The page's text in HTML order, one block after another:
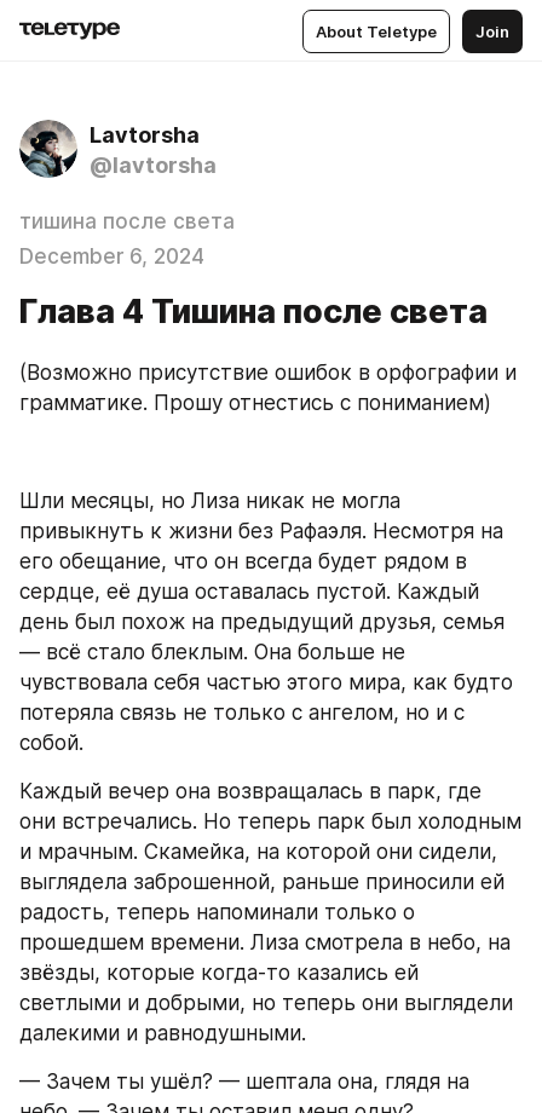
About Teletype Join
Lavtorsha
@lavtorsha
тишина после света
December 6, 2024
Глава 4 Тишина после света
(Возможно присутствие ошибок в орфографии и
грамматике. Прошу отнестись с пониманием)
Шли месяцы, но Лиза никак не могла
привыкнуть к жизни без Рафаэля. Несмотря на
его обещание, что он всегда будет рядом в
сердце, её душа оставалась пустой. Каждый
день был похож на предыдущий друзья, семья
— всё стало блеклым. Она больше не
чувствовала себя частью этого мира, как будто
потеряла связь не только с ангелом, но и с
собой.
Каждый вечер она возвращалась в парк, где
они встречались. Но теперь парк был холодным
и мрачным. Скамейка, на которой они сидели,
выглядела заброшенной, раньше приносили ей
радость, теперь напоминали только о
прошедшем времени. Лиза смотрела в небо, на
звёзды, которые когда-то казались ей
светлыми и добрыми, но теперь они выглядели
далекими и равнодушными.
— Зачем ты ушёл? — шептала она, глядя на